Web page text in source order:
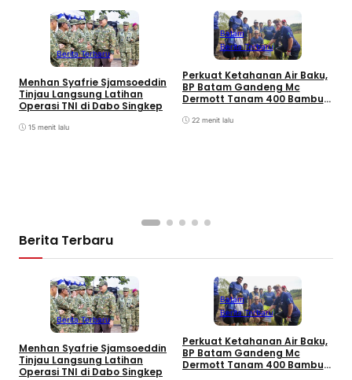
Berita Terbaru
Menhan Syafrie Sjamsoeddin
Tinjau Langsung Latihan
Operasi TNI di Dabo Singkep
15 menit lalu
Batam
Berita Terbaru
Perkuat Ketahanan Air Baku,
BP Batam Gandeng Mc
Dermott Tanam 400 Bambu
Nongsa
22 menit lalu
Berita Terbaru
Berita Terbaru
Menhan Syafrie Sjamsoeddin
Tinjau Langsung Latihan
Operasi TNI di Dabo Singkep
Batam
Berita Terbaru
Perkuat Ketahanan Air Baku,
BP Batam Gandeng Mc
Dermott Tanam 400 Bambu